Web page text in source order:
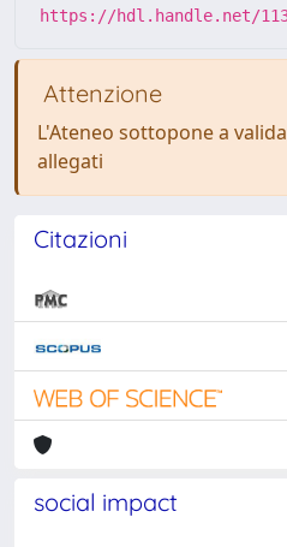
https://hdl.handle.net/
Attenzione
L'Ateneo sottopone a
allegati
Citazioni
social impact